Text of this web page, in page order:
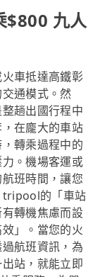
$800 九人
車抵達高鐵彰
通模式。然
趟出國行程中
在龐大的車站
轉乘過程中的
。機場客運或
班時間，讓您
tripool的「車站
轉機焦慮而設
」。當您的火
航班資訊，為
站，就能立即